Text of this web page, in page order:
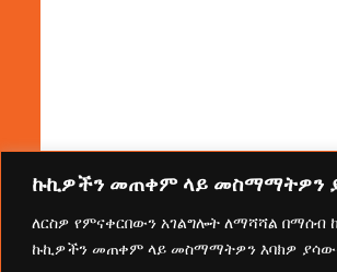
ኩኪዎችን መጠቀም ላይ መስማማትዎን
ለርስዎ የምናቀርበውን አገልግሎት ለማሻሻል በማሰብ
ኩኪዎችን መጠቀም ላይ መስማማትዎን እባክዎ